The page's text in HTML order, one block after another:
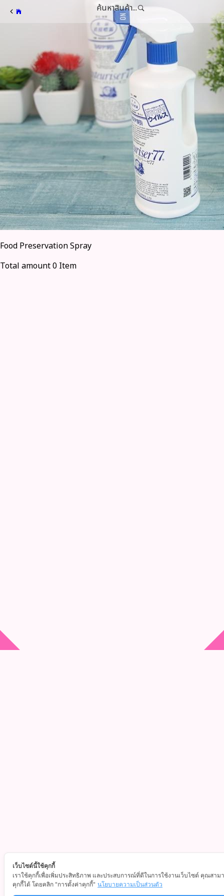
ค้นหาสินค้า...
Food Preservation Spray
Total amount 0 Item
เว็บไซต์นี้ใช้คุกกี้
เราใช้คุกกี้เพื่อเพิ่มประสิทธิภาพ และประสบการณ์ที่ดีในการใช้งานเว็บไซต์ คุณสาม
คุกกี้ได้ โดยคลิก "การตั้งค่าคุกกี้" นโยบายความเป็นส่วนตัว